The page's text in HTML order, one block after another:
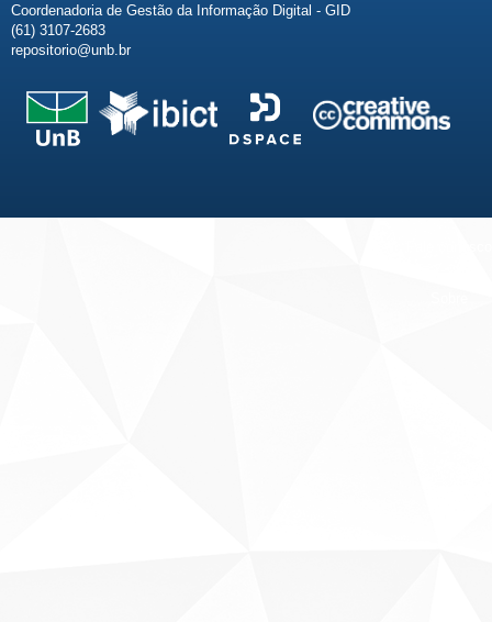
Coordenadoria de Gestão da Informação Digital - GID
(61) 3107-2683
repositorio@unb.br